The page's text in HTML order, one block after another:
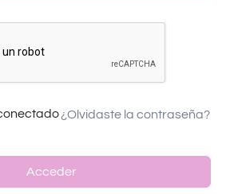
¿Olvidaste la contraseña?
Acceder